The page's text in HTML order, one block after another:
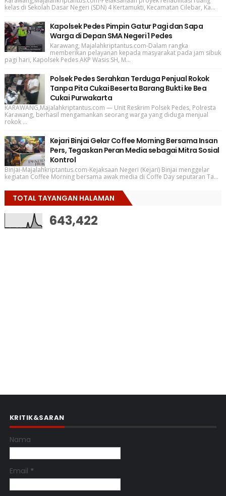
kelas di Sekolah Dasar Negeri (SDN) 4 Kertamukti, Kecamatan Cilebar, Ka...
Kapolsek Pedes Pimpin Gatur Pagi dan Sapa
Warga di Depan SMA Negeri 1 Pedes
Karawang, Majalahkriptantus.com-Dalam rangka
memberikan pelayanan kepada masyarakat pada jam sibuk
pagi hari, Kapolsek Pedes AKP Wasis SH, M...
Polsek Pedes Serahkan Terduga Penjual Rokok
Tanpa Pita Cukai Beserta Barang Bukti ke Bea
Cukai Purwakarta
KARAWANG,Majalahkriptantus.com — Unit Reskrim Polsek Pedes, Polresta
Karawang, berhasil mengamankan seorang warga yang diduga menjual
rokok ...
Kejari Binjai Gelar Coffee Morning Bersama Insan
Pers, Tegaskan Peran Media sebagai Mitra Sosial
Kontrol
Binjai-Majalahkriptantus.com-Kejaksaan Negeri (Kejari) Binjai menggelar
kegiatan Coffee Morning bersama awak media di Coffe Day seputaran Ta...
TOTAL TAYANGAN HALAMAN
643,422
KRITIK&SARAN
Nama
Email *